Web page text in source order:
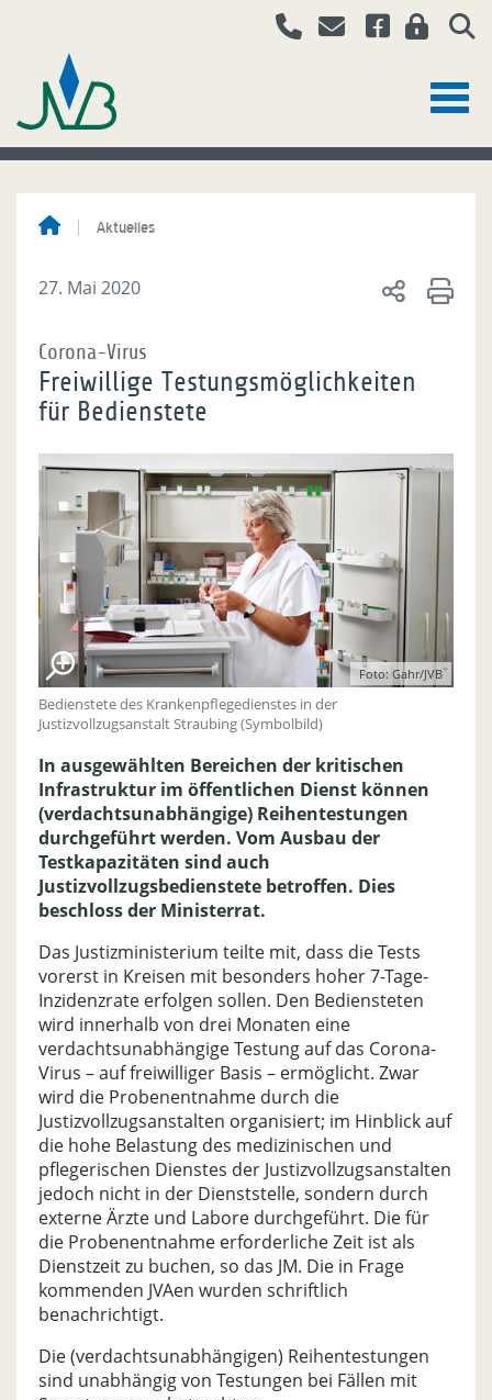
Aktuelles
27. Mai 2020
Corona-Virus
Freiwillige Testungsmöglichkeiten
für Bedienstete
Foto: Gahr/JVB
Bedienstete des Krankenpflegedienstes in der
Justizvollzugsanstalt Straubing (Symbolbild)
In ausgewählten Bereichen der kritischen
Infrastruktur im öffentlichen Dienst können
(verdachtsunabhängige) Reihentestungen
durchgeführt werden. Vom Ausbau der
Testkapazitäten sind auch
Justizvollzugsbedienstete betroffen. Dies
beschloss der Ministerrat.
Das Justizministerium teilte mit, dass die Tests
vorerst in Kreisen mit besonders hoher 7-Tage-
Inzidenzrate erfolgen sollen. Den Bediensteten
wird innerhalb von drei Monaten eine
verdachtsunabhängige Testung auf das Corona-
Virus – auf freiwilliger Basis – ermöglicht. Zwar
wird die Probenentnahme durch die
Justizvollzugsanstalten organisiert; im Hinblick auf
die hohe Belastung des medizinischen und
pflegerischen Dienstes der Justizvollzugsanstalten
jedoch nicht in der Dienststelle, sondern durch
externe Ärzte und Labore durchgeführt. Die für
die Probenentnahme erforderliche Zeit ist als
Dienstzeit zu buchen, so das JM. Die in Frage
kommenden JVAen wurden schriftlich
benachrichtigt.
Die (verdachtsunabhängigen) Reihentestungen
sind unabhängig von Testungen bei Fällen mit